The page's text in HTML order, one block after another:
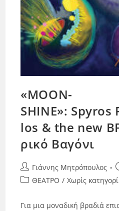
«MOON-
SHINE»:
los & the new
ρικό Βαγόνι
Γιάννης Μητρόπουλος
ΘΕΑΤΡΟ / Χωρίς
Για μια μοναδική βραδιά